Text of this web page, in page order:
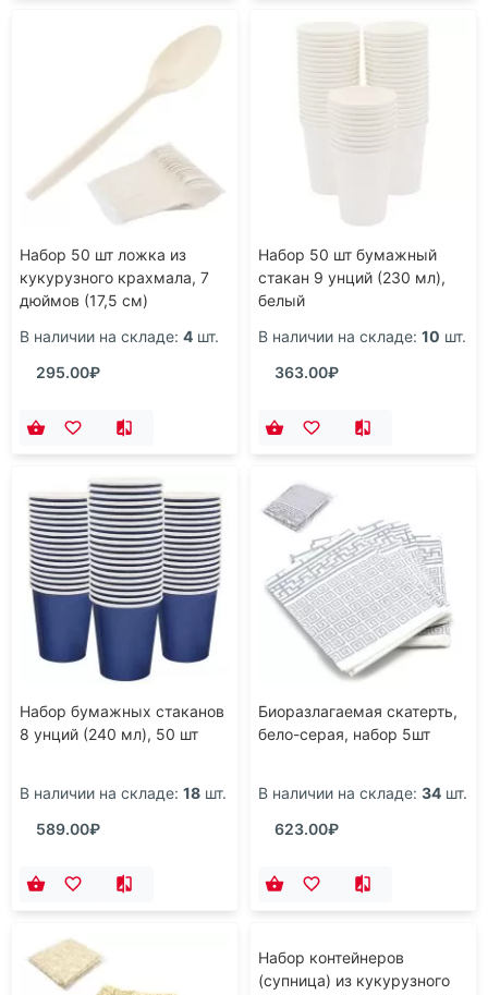
Набор 50 шт ложка из
кукурузного крахмала, 7
дюймов (17,5 см)
В наличии на складе: 4 шт.
295.00₽
Набор 50 шт бумажный
стакан 9 унций (230 мл),
белый
В наличии на складе: 10 шт.
363.00₽
Набор бумажных стаканов
8 унций (240 мл), 50 шт
В наличии на складе: 18 шт.
589.00₽
Биоразлагаемая скатерть,
бело-серая, набор 5шт
В наличии на складе: 34 шт.
623.00₽